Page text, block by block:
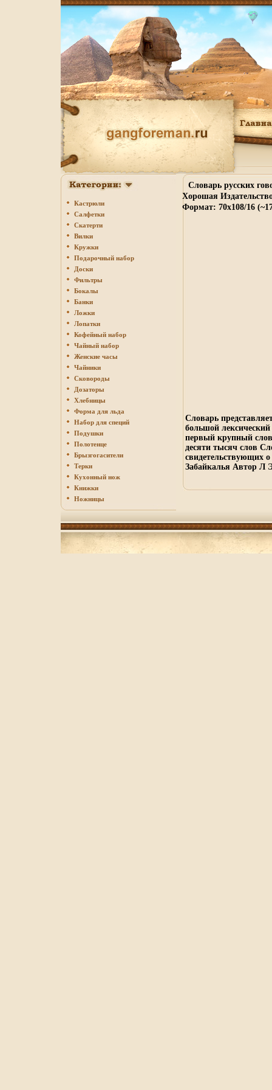
Кастрюли
Салфетки
Скатерти
Вилки
Кружки
Подарочный набор
Доски
Фильтры
Бокалы
Банки
Ложки
Лопатки
Кофейный набор
Чайный набор
Женские часы
Чайники
Сковороды
Дозаторы
Хлебницы
Форма для льда
Набор для специй
Подушки
Полотенце
Брызгогасители
Терки
Кухонный нож
Книжки
Ножницы
Словарь русских
Хорошая
Формат: 70x108/16
Словарь
большой
первый крупный
десяти тысяч слов
свидетельствующих
Забайкалья Автор Л